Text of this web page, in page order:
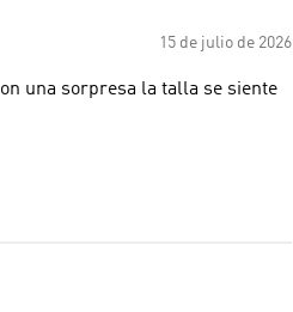
15 de julio de 2026
una sorpresa la talla se siente